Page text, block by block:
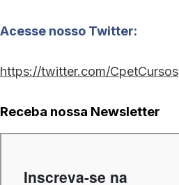
Acesse nosso Twitter:
https://twitter.com/CpetCursos
Receba nossa Newsletter